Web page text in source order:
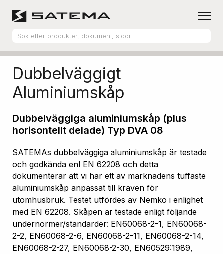
Produktsortiment Aluminiumskåp
Dubbelväggigt
Aluminiumskåp
Dubbelväggiga aluminiumskåp (plus
horisontellt delade) Typ DVA 08
SATEMAs dubbelväggiga aluminiumskåp är testade
och godkända enl EN 62208 och detta
dokumenterar att vi har ett av marknadens tuffaste
aluminiumskåp anpassat till kraven för
utomhusbruk. Testet utfördes av Nemko i enlighet
med EN 62208. Skåpen är testade enligt följande
undernormer/standarder: EN60068-2-1, EN60068-
2-2, EN60068-2-6, EN60068-2-11, EN60068-2-14,
EN60068-2-27, EN60068-2-30, EN60529:1989,